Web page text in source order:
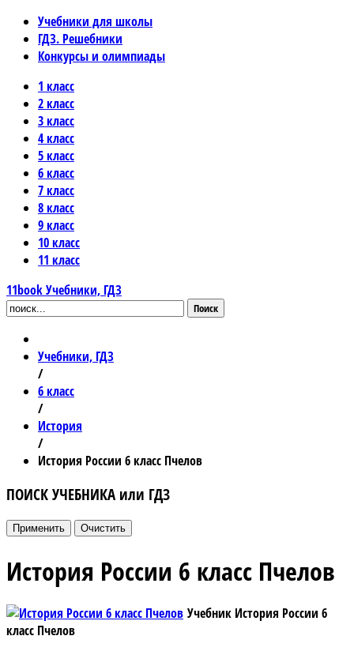
Учебники для школы
ГДЗ. Решебники
Конкурсы и олимпиады
1 класс
2 класс
3 класс
4 класс
5 класс
6 класс
7 класс
8 класс
9 класс
10 класс
11 класс
11bookУчебники, ГДЗ
Поиск
Учебники, ГДЗ
/
6 класс
/
История
/
История России 6 класс Пчелов
ПОИСК УЧЕБНИКА или ГДЗ
История России 6 класс Пчелов
Учебник История России 6
класс Пчелов